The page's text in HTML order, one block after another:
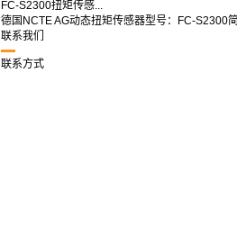
FC-S2300扭矩传感...
德国NCTE AG动态扭矩传感器型号：FC-S2300
联系我们
联系方式